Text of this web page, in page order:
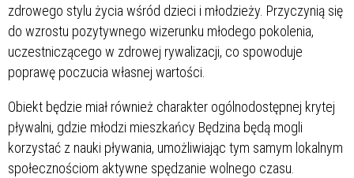
zdrowego stylu życia wśród dzieci i młodzieży. Przyczynią się
do wzrostu pozytywnego wizerunku młodego pokolenia,
uczestniczącego w zdrowej rywalizacji, co spowoduje
poprawę poczucia własnej wartości.
Obiekt będzie miał również charakter ogólnodostępnej krytej
pływalni, gdzie młodzi mieszkańcy Będzina będą mogli
korzystać z nauki pływania, umożliwiając tym samym lokalnym
społecznościom aktywne spędzanie wolnego czasu.